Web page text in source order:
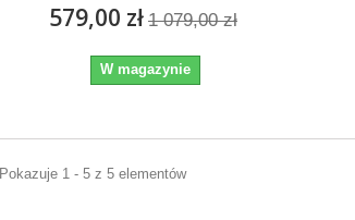
579,00 zł 1 079,00 zł
W magazynie
Pokazuje 1 - 5 z 5 elementów